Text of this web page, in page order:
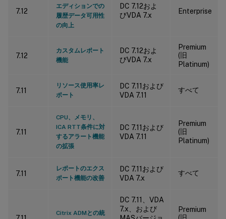
7.12
エディションでの
履歴データ可用性
の向上
DC 7.12およ
びVDA 7.x
Enterprise
7.12
カスタムレポート
機能
DC 7.12およ
びVDA 7.x
Premium
(旧
Platinum)
7.11
リソース使用率レ
ポート
DC 7.11および
VDA 7.11
すべて
7.11
CPU、メモリ、
ICA RTT条件に対
するアラート機能
の拡張
DC 7.11および
VDA 7.11
Premium
(旧
Platinum)
7.11
レポートのエクス
ポート機能の改善
DC 7.11および
VDA 7.x
すべて
Citrix ADMとの統
DC 7.11、VDA
7.x、および
Premium
(旧